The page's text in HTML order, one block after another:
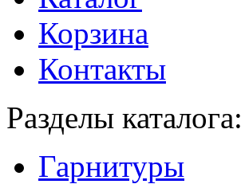
Корзина
Контакты
Разделы каталога:
Гарнитуры